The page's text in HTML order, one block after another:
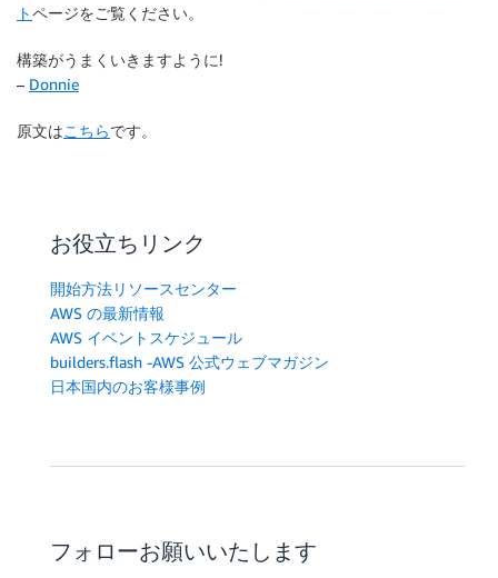
トページをご覧ください。
構築がうまくいきますように!
– Donnie
原文はこちらです。
お役立ちリンク
開始方法リソースセンター
AWS の最新情報
AWS イベントスケジュール
builders.flash -AWS 公式ウェブマガジン
日本国内のお客様事例
フォローお願いいたします